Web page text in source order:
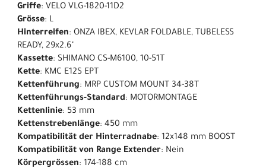
Griffe: VELO VLG-1820-11D2
Grösse: L
Hinterreifen: ONZA IBEX, KEVLAR FOLDABLE, TUBELESS
READY, 29x2.6"
Kassette: SHIMANO CS-M6100, 10-51T
Kette: KMC E12S EPT
Kettenführung: MRP CUSTOM MOUNT 34-38T
Kettenführungs-Standard: MOTORMONTAGE
Kettenlinie: 53 mm
Kettenstrebenlänge: 450 mm
Kompatibilität der Hinterradnabe: 12x148 mm BOOST
Kompatibilität von Range Extender: Nein
Körpergrössen: 174-188 cm